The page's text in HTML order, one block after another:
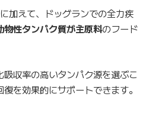
加えて、ドッグランでの全力疾
物性タンパク質が主原料のフード
収率の高いタンパク源を選ぶこ
を効果的にサポートできます。